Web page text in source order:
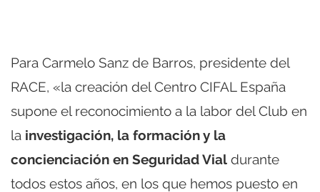
Para Carmelo Sanz de Barros, presidente del
RACE, «la creación del Centro CIFAL España
supone el reconocimiento a la labor del Club en
la investigación, la formación y la
concienciación en Seguridad Vial durante
todos estos años, en los que hemos puesto en